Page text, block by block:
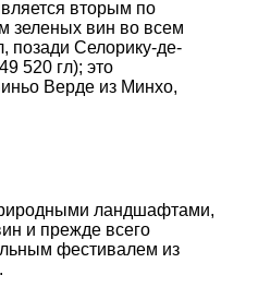
вторым по
зеленых вин во всем
позади Селорику-де-
520 гл); это
Верде из Минхо,
ландшафтами,
и прежде всего
фестивалем из